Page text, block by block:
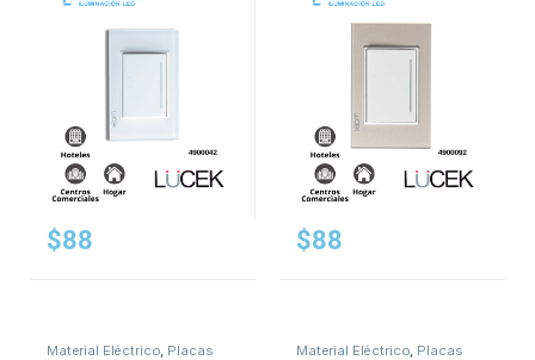
$88 $88
Material Eléctrico, Placas
Material Eléctrico, Placas